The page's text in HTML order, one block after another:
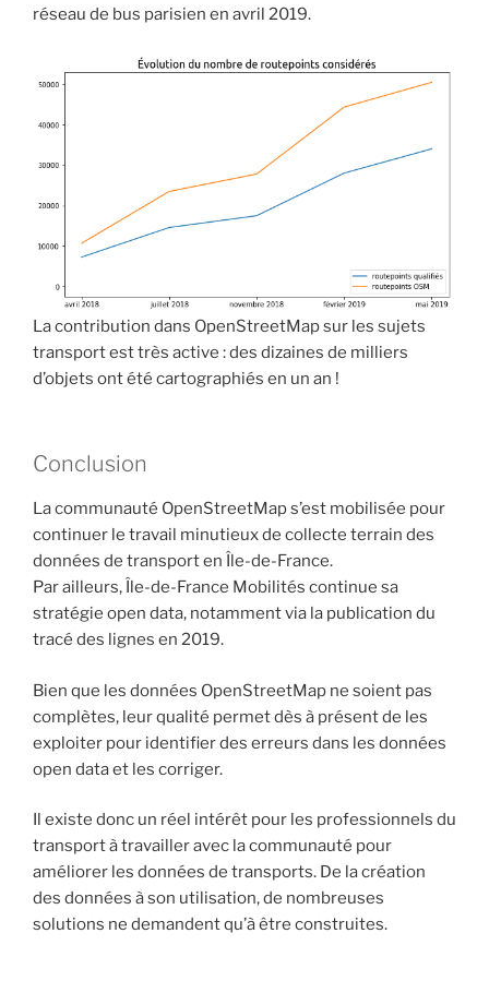
réseau de bus parisien en avril 2019.
La contribution dans OpenStreetMap sur les sujets
transport est très active : des dizaines de milliers
d’objets ont été cartographiés en un an !
Conclusion
La communauté OpenStreetMap s’est mobilisée pour
continuer le travail minutieux de collecte terrain des
données de transport en Île-de-France.
Par ailleurs, Île-de-France Mobilités continue sa
stratégie open data, notamment via la publication du
tracé des lignes en 2019.
Bien que les données OpenStreetMap ne soient pas
complètes, leur qualité permet dès à présent de les
exploiter pour identifier des erreurs dans les données
open data et les corriger.
Il existe donc un réel intérêt pour les professionnels du
transport à travailler avec la communauté pour
améliorer les données de transports. De la création
des données à son utilisation, de nombreuses
solutions ne demandent qu’à être construites.